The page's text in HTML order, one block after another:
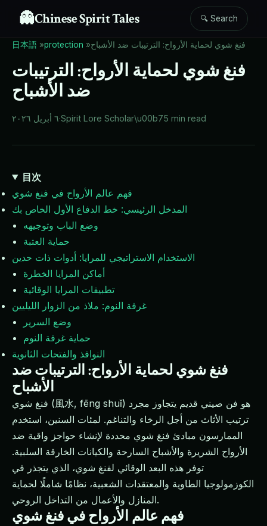
👻Chinese Spirit Tales 🔍 Search
日本語 »protection »فنغ شوي لحماية الأرواح: الترتيبات ضد الأشباح
فنغ شوي لحماية الأرواح: الترتيبات
ضد الأشباح
٦ أبريل ٢٠٢٦·Spirit Lore Scholar\u00b75 min read
目次
فهم عالم الأرواح في فنغ شوي
المدخل الرئيسي: خط الدفاع الأول الخاص بك
وضع الباب وتوجيهه
حماية العتبة
الاستخدام الاستراتيجي للمرايا: أدوات ذات حدين
أماكن المرايا الخطرة
تطبيقات المرايا الوقائية
غرفة النوم: ملاذ من الزوار الليليين
وضع السرير
حماية غرفة النوم
النوافذ والفتحات الثانوية
فنغ شوي لحماية الأرواح: الترتيبات ضد
الأشباح
فنغ شوي (風水, fēng shuǐ) هو فن صيني قديم يتجاوز مجرد
ترتيب الأثاث من أجل الرخاء والتناغم. لمئات السنين، استخدم
الممارسون مبادئ فنغ شوي محددة لإنشاء حواجز واقية ضد
الأرواح الشريرة والأشباح السارحة والكيانات الخارقة السلبية.
توفر هذه البعد الوقائي لفنغ شوي، الذي يتجذر في
الكوزمولوجيا الطاوية والمعتقدات الشعبية، نظامًا شاملًا لحماية
المنازل والأعمال من التداخل الروحي.
فهم عالم الأرواح في فنغ شوي